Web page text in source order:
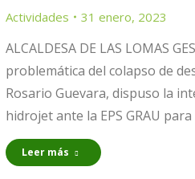
Actividades 31 enero, 2023
ALCALDESA DE LAS LOMAS
problemática del colapso de
Rosario Guevara, dispuso la
hidrojet ante la EPS GRAU
Leer más